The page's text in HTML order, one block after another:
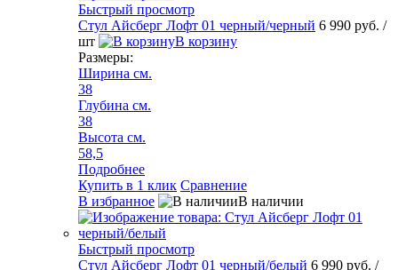
Быстрый просмотр
Стул Айсберг Лофт 01 черный/черный 6 990 руб. /
шт
В корзину
Размеры:
Ширина см.
38
Глубина см.
38
Высота см.
58,5
Подробнее
Купить в 1 клик Сравнение
В избранное
В наличии
Быстрый просмотр
Стул Айсберг Лофт 01 черный/белый 6 990 руб. /